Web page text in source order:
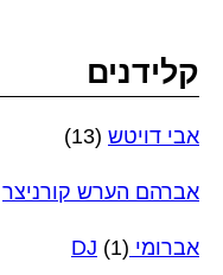
קלידנים
אבי דויטש (13)
אברהם הערש קורניצר
אברומי DJ (1)